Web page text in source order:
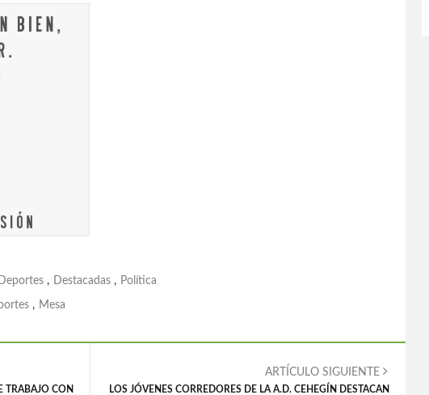
Deportes , Destacadas , Política
, Mesa
TRABAJO CON
ARTÍCULO SIGUIENTE
LOS JÓVENES CORREDORES DE LA A.D. CEHEGÍN DESTACAN